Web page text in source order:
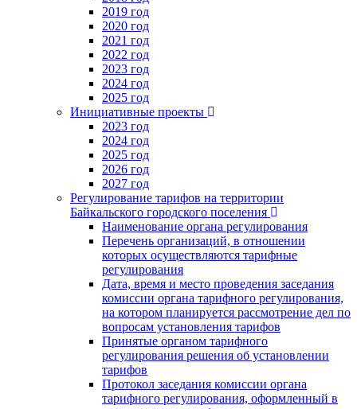
2019 год
2020 год
2021 год
2022 год
2023 год
2024 год
2025 год
Инициативные проекты
2023 год
2024 год
2025 год
2026 год
2027 год
Регулирование тарифов на территории
Байкальского городского поселения
Наименование органа регулирования
Перечень организаций, в отношении
которых осуществляются тарифные
регулирования
Дата, время и место проведения заседания
комиссии органа тарифного регулирования,
на котором планируется рассмотрение дел по
вопросам установления тарифов
Принятые органом тарифного
регулирования решения об установлении
тарифов
Протокол заседания комиссии органа
тарифного регулирования, оформленный в